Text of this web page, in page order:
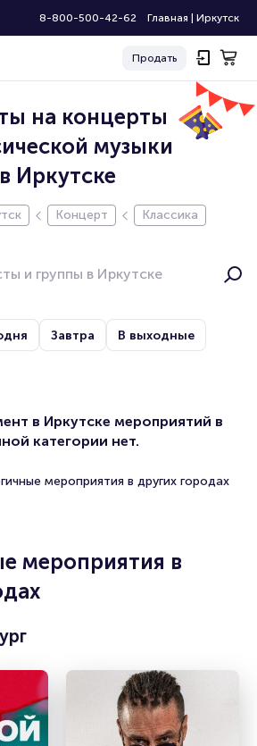
8-800-500-42-62 Главная Иркутск
Продать
на концерты
музыки
в Иркутске
Концерт Классика
Завтра В выходные
в Иркутске мероприятий в
категории нет.
мероприятия в других городах
мероприятия в